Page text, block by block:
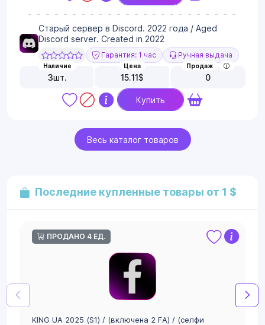
Старый сервер в Discord. 2022 года / Aged
Discord server. Created in 2022
Гарантия: 1 час Ручная выдача
Наличие
3шт.
Цена
15.11$
Продаж
0
Купить
Весь каталог товаров
Последние купленные товары от 1 $
ПРОДАНО 4 ЕД.
KING UA 2025 (S1) / (включена 2 FA) / (селфи